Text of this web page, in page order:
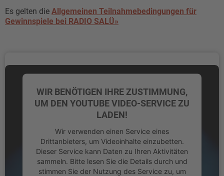
Es gelten die Allgemeinen Teilnahmebedingungen für
Gewinnspiele bei RADIO SALÜ»
WIR BENÖTIGEN IHRE ZUSTIMMUNG,
UM DEN YOUTUBE VIDEO-SERVICE ZU
LADEN!
Wir verwenden einen Service eines
Drittanbieters, um Videoinhalte einzubetten.
Dieser Service kann Daten zu Ihren Aktivitäten
sammeln. Bitte lesen Sie die Details durch und
stimmen Sie der Nutzung des Service zu, um